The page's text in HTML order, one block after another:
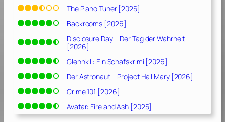
The Piano Tuner [2025]
Backrooms [2026]
Disclosure Day – Der Tag der Wahrheit
[2026]
Glennkill: Ein Schafskrimi [2026]
Der Astronaut – Project Hail Mary [2026]
Crime 101 [2026]
Avatar: Fire and Ash [2025]